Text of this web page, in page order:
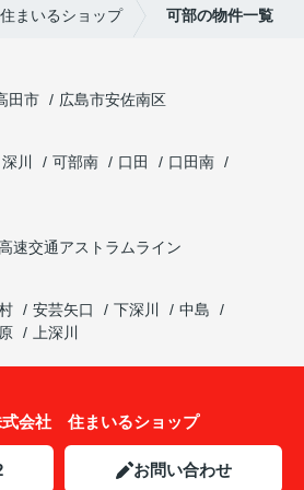
まいるショップ 可部の物件一覧
田市
広島市安佐南区
深川 可部南 口田
口田南
速交通アストラムライン
安芸矢口 下深川
中島
上深川
式会社 住まいるショップ
お問い合わせ